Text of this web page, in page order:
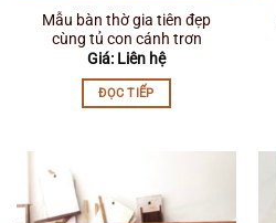
Mẫu bàn thờ gia tiên đẹp
cùng tủ con cánh trơn
Giá: Liên hệ
ĐỌC TIẾP